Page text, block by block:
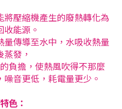
將壓縮機產生的廢熱轉化為
收能源。
量傳導至水中，水吸收熱量
蒸發，
負擔，使熱風吹得不那麼
音更低，耗電量更少。
特色：